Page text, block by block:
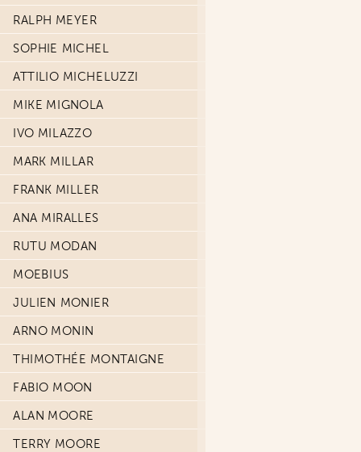
RALPH MEYER
SOPHIE MICHEL
ATTILIO MICHELUZZI
MIKE MIGNOLA
IVO MILAZZO
MARK MILLAR
FRANK MILLER
ANA MIRALLES
RUTU MODAN
MOEBIUS
JULIEN MONIER
ARNO MONIN
THIMOTHÉE MONTAIGNE
FABIO MOON
ALAN MOORE
TERRY MOORE